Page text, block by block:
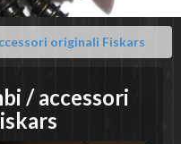
originali Fiskars
/ accessori